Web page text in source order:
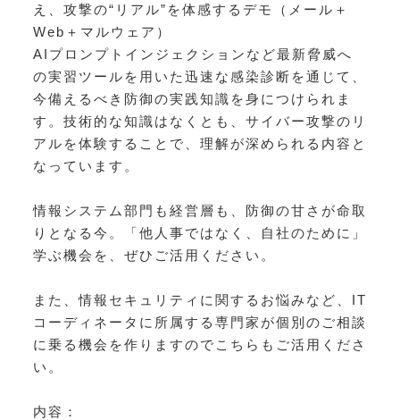
え、攻撃の“リアル”を体感するデモ（メール＋
Web＋マルウェア）
AIプロンプトインジェクションなど最新脅威へ
の実習ツールを用いた迅速な感染診断を通じて、
今備えるべき防御の実践知識を身につけられま
す。技術的な知識はなくとも、サイバー攻撃のリ
アルを体験することで、理解が深められる内容と
なっています。
情報システム部門も経営層も、防御の甘さが命取
りとなる今。「他人事ではなく、自社のために」
学ぶ機会を、ぜひご活用ください。
また、情報セキュリティに関するお悩みなど、IT
コーディネータに所属する専門家が個別のご相談
に乗る機会を作りますのでこちらもご活用くださ
い。
内容：